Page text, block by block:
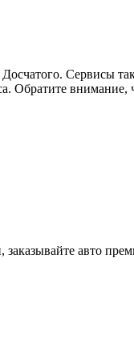
Сервисы
Обратите
заказывайте авто